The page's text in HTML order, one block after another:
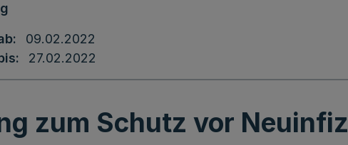
09.02.2022
27.02.2022
zum Schutz vor